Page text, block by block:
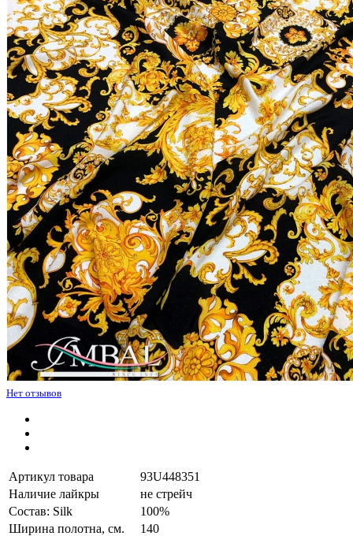
Нет отзывов
Артикул товара
93U448351
Наличие лайкры
не стрейч
Состав: Silk
100%
Ширина полотна, см.
140